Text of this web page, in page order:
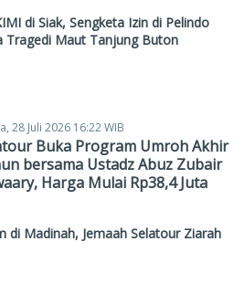
di Siak, Sengketa Izin di Pelindo
Tragedi Maut Tanjung Buton
28 Juli 2026 16:22 WIB
Buka Program Umroh Akhir
bersama Ustadz Abuz Zubair
Harga Mulai Rp38,4 Juta
di Madinah, Jemaah Selatour Ziarah